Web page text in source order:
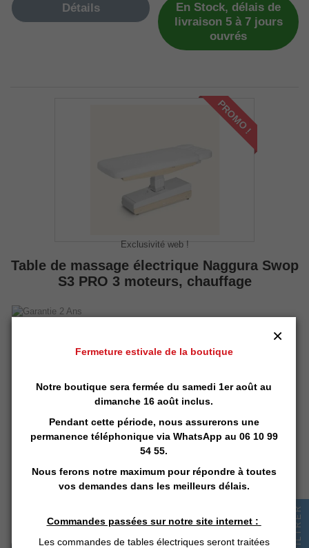
Détails
En Stock, délais de
livraison 5 à 7 jours
ouvrés
PROMO !
Exclusivité web !
Table de massage électrique Naggura Swop
S3 PRO 3 moteurs, chauffage
Confort supérieur : matelas 11.5 cm, mousse haute densité, cavité
cycles)
Structure bois élégante avec éclairage LED intégré
LIVRAISON en 5 à 7 jours ouvrés
OFFERTE en Europe
*( Voir description détaillé ci-dessous )
2 062,50 € HT
FILTRER
Fermeture estivale de la boutique
Notre boutique sera fermée du samedi 1er août au
dimanche 16 août inclus.
Pendant cette période, nous assurerons une
permanence téléphonique via WhatsApp au 06 10 99
54 55.
Nous ferons notre maximum pour répondre à toutes
vos demandes dans les meilleurs délais.
Commandes passées sur notre site internet :
Les commandes de tables électriques seront traitées
×